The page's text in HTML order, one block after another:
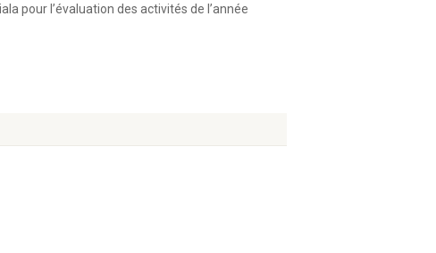
pour l’évaluation des activités de l’année